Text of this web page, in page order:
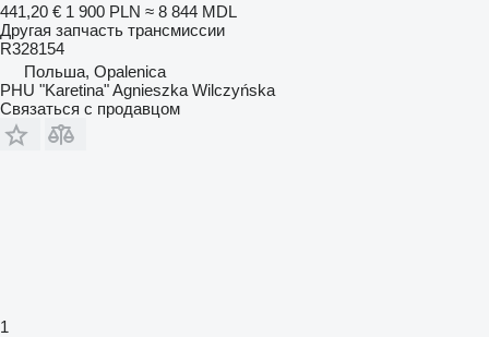
441,20 € 1 900 PLN ≈ 8 844 MDL
Другая запчасть трансмиссии
R328154
Польша, Opalenica
PHU "Karetina" Agnieszka Wilczyńska
Связаться с продавцом
1